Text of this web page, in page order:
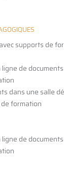
supports de
de
dans une salle
formation
de